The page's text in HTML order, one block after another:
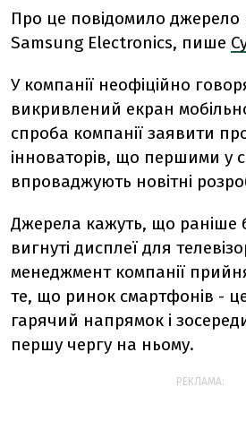
Про це повідомило джерело
Samsung Electronics, пише
У компанії неофіційно
викривлений екран
спроба компанії заявити
інноваторів, що першими у
впроваджують новітні
Джерела кажуть, що раніше
вигнуті дисплеї для
менеджмент компанії
те, що ринок смартфонів -
гарячий напрямок і
першу чергу на ньому.
РЕКЛАМА: